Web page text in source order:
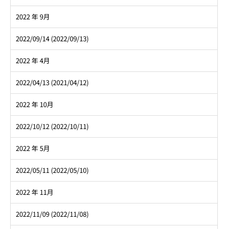
2022 年 9月
2022/09/14 (2022/09/13)
2022 年 4月
2022/04/13 (2021/04/12)
2022 年 10月
2022/10/12 (2022/10/11)
2022 年 5月
2022/05/11 (2022/05/10)
2022 年 11月
2022/11/09 (2022/11/08)